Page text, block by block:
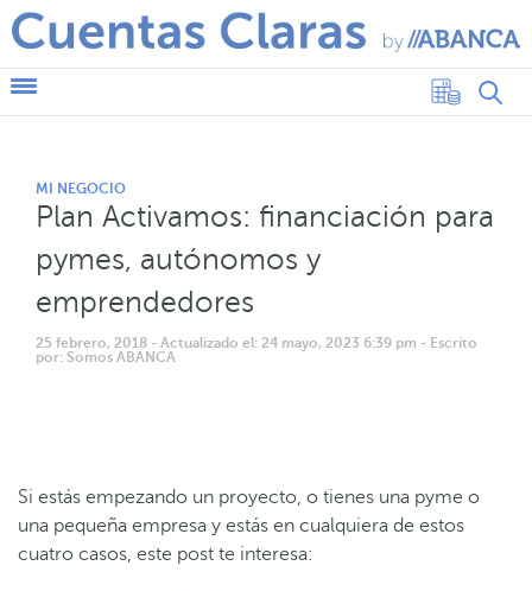
MI NEGOCIO
Plan Activamos: financiación para
pymes, autónomos y
emprendedores
25 febrero, 2018 - Actualizado el: 24 mayo, 2023 6:39 pm - Escrito
por: Somos ABANCA
Si estás empezando un proyecto, o tienes una pyme o
una pequeña empresa y estás en cualquiera de estos
cuatro casos, este post te interesa: